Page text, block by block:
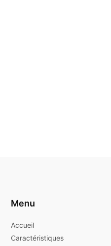
Menu
Accueil
Caractéristiques